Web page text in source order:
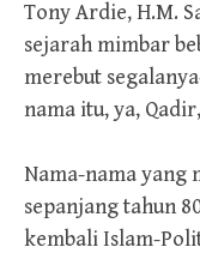
Tony Ardie, H.M.
sejarah mimbar
merebut
nama itu, ya,
Nama-nama yang
sepanjang tahun
kembali Islam-